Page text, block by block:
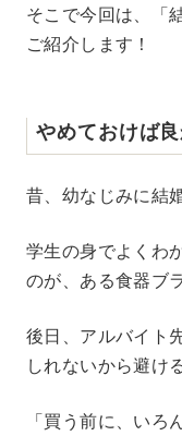
そこで今回は、「
ご紹介します！
やめておけば
昔、幼なじみに結
学生の身でよくわ
のが、ある食器ブ
後日、アルバイト
しれないから避け
「買う前に、いろ